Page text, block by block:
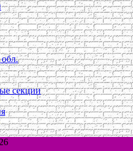
секции